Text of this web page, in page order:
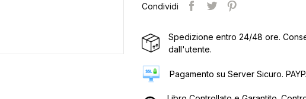
Condividi
Spedizione entro 24/48 ore.
dall'utente.
Pagamento su Server Sicuro.